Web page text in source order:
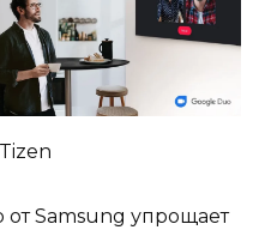
Samsung упрощает